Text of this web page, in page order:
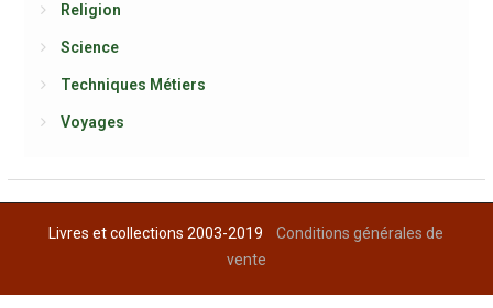
Religion
Science
Techniques Métiers
Voyages
Livres et collections 2003-2019Conditions générales de
vente